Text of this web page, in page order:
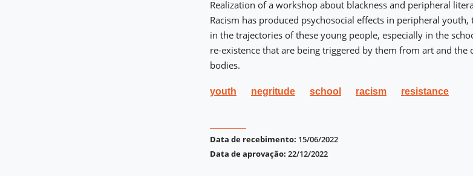
Realization of a workshop about blackness and peripheral
Racism has produced psychosocial effects in peripheral
in the trajectories of these young people, especially in the
re-existence that are being triggered by them from art and the
bodies.
youth negritude school racism resistance
Data de recebimento: 15/06/2022
Data de aprovação: 22/12/2022